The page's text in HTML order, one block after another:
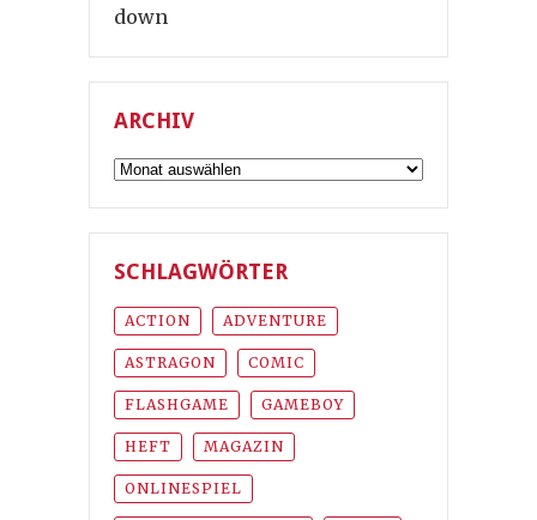
down
ARCHIV
Archiv
SCHLAGWÖRTER
ACTION ADVENTURE
ASTRAGON COMIC
FLASHGAME GAMEBOY
HEFT MAGAZIN
ONLINESPIEL